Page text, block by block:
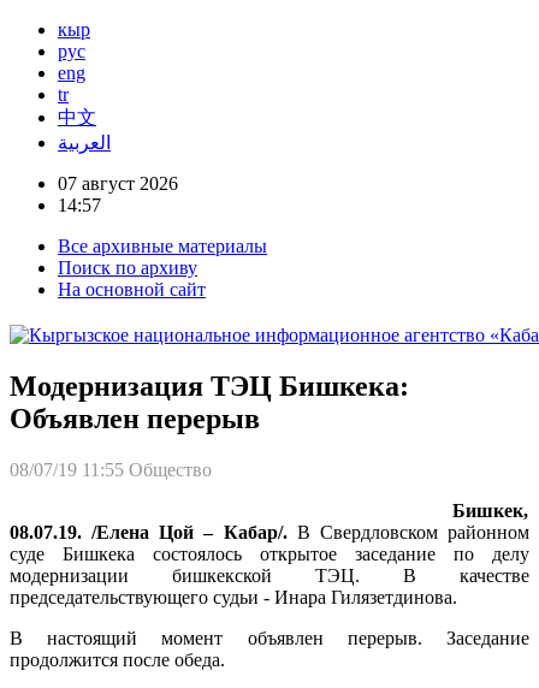
кыр
рус
eng
tr
中文
العربية
07 август 2026
14:57
Все архивные материалы
Поиск по архиву
На основной сайт
Модернизация ТЭЦ Бишкека:
Объявлен перерыв
08/07/19 11:55 Общество
Бишкек,
08.07.19. /Елена Цой – Кабар/.В Свердловском районном
суде Бишкека состоялось открытое заседание по делу
модернизации бишкекской ТЭЦ. В качестве
председательствующего судьи - Инара Гилязетдинова.
В настоящий момент объявлен перерыв. Заседание
продолжится после обеда.